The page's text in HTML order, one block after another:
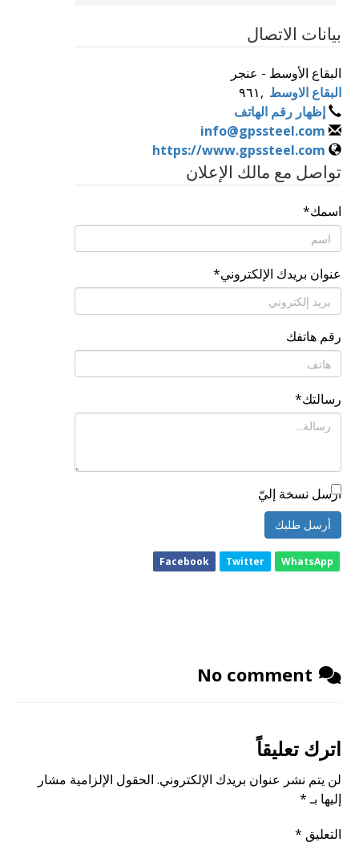
بيانات الاتصال
البقاع الأوسط - عنجر
البقاع الاوسط ,٩٦١
إظهار رقم الهاتف
info@gpssteel.com
https://www.gpssteel.com
تواصل مع مالك الإعلان
اسمك*
عنوان بريدك الإلكتروني *
رقم هاتفك
رسالتك*
أرسل نسخة إليّ
أرسل طلبك
Facebook Twitter WhatsApp
No comment
اترك تعليقاً
لن يتم نشر عنوان بريدك الإلكتروني. الحقول الإلزامية مشار
إليها بـ*
التعليق *